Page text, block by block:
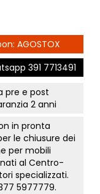
AGOSTOX
391 7713491
pre e post
2 anni
in pronta
le chiusure dei
per mobili
al Centro-
specializzati.
5977779.